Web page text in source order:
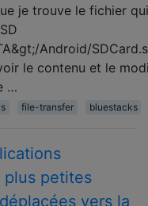
je trouve le fichier
Android/
le contenu et le
…
file-transfer bluestacks
petites
vers la